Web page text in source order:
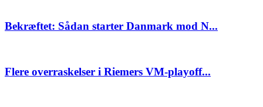
Bekræftet: Sådan starter Danmark mod N...
Flere overraskelser i Riemers VM-playoff...